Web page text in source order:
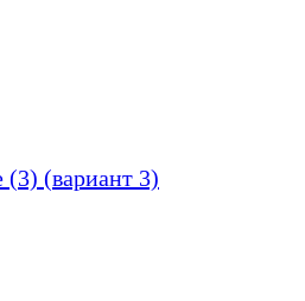
(вариант 3)